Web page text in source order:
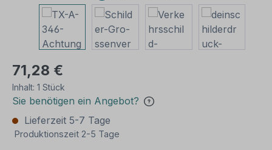
71,28 €
Inhalt: 1 Stück
Sie benötigen ein Angebot?
Lieferzeit 5-7 Tage
Produktionszeit 2-5 Tage